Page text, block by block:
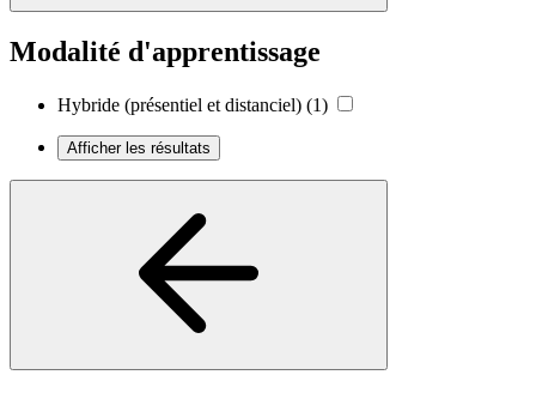
Modalité d'apprentissage
Hybride (présentiel et distanciel) (1)
Afficher les résultats